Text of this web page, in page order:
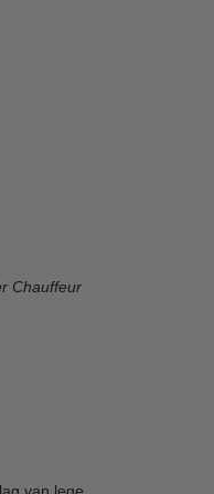
Chauffeur